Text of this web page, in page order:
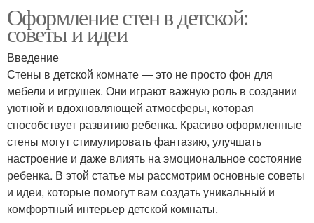
Оформление стен в детской:
советы и идеи
Введение
Стены в детской комнате — это не просто фон для
мебели и игрушек. Они играют важную роль в создании
уютной и вдохновляющей атмосферы, которая
способствует развитию ребенка. Красиво оформленные
стены могут стимулировать фантазию, улучшать
настроение и даже влиять на эмоциональное состояние
ребенка. В этой статье мы рассмотрим основные советы
и идеи, которые помогут вам создать уникальный и
комфортный интерьер детской комнаты.